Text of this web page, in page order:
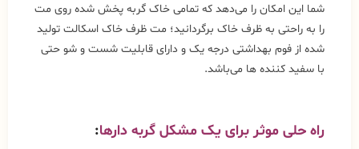
شما این امکان را می‌دهد که تمامی خاک گربه پخش شده روی مت
را به راحتی به ظرف خاک برگردانید؛ مت ظرف خاک اسکالت تولید
شده از فوم بهداشتی درجه یک و دارای قابلیت شست و شو حتی
با سفید کننده ها می‌باشد.
راه حلی موثر برای یک مشکل گربه دارها: